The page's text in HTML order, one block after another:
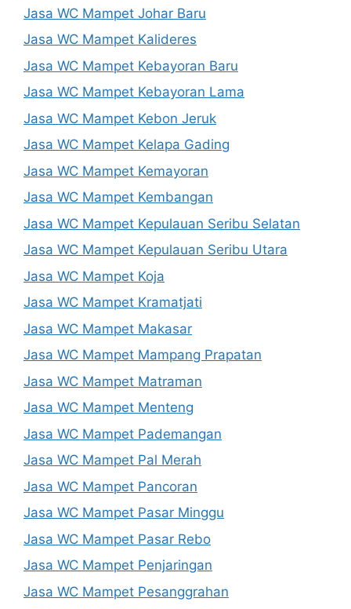
Jasa WC Mampet Johar Baru
Jasa WC Mampet Kalideres
Jasa WC Mampet Kebayoran Baru
Jasa WC Mampet Kebayoran Lama
Jasa WC Mampet Kebon Jeruk
Jasa WC Mampet Kelapa Gading
Jasa WC Mampet Kemayoran
Jasa WC Mampet Kembangan
Jasa WC Mampet Kepulauan Seribu Selatan
Jasa WC Mampet Kepulauan Seribu Utara
Jasa WC Mampet Koja
Jasa WC Mampet Kramatjati
Jasa WC Mampet Makasar
Jasa WC Mampet Mampang Prapatan
Jasa WC Mampet Matraman
Jasa WC Mampet Menteng
Jasa WC Mampet Pademangan
Jasa WC Mampet Pal Merah
Jasa WC Mampet Pancoran
Jasa WC Mampet Pasar Minggu
Jasa WC Mampet Pasar Rebo
Jasa WC Mampet Penjaringan
Jasa WC Mampet Pesanggrahan